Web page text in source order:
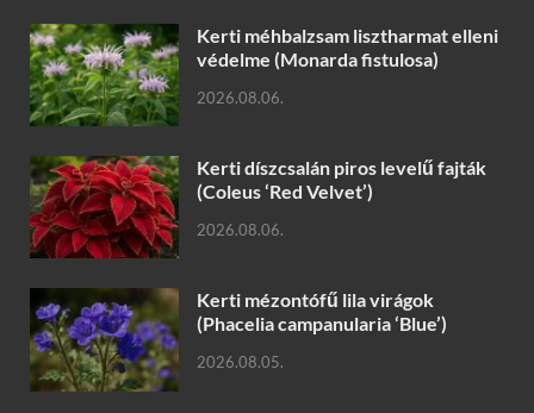
Kerti méhbalzsam lisztharmat elleni
védelme (Monarda fistulosa)
2026.08.06.
Kerti díszcsalán piros levelű fajták
(Coleus ‘Red Velvet’)
2026.08.06.
Kerti mézontófű lila virágok
(Phacelia campanularia ‘Blue’)
2026.08.05.